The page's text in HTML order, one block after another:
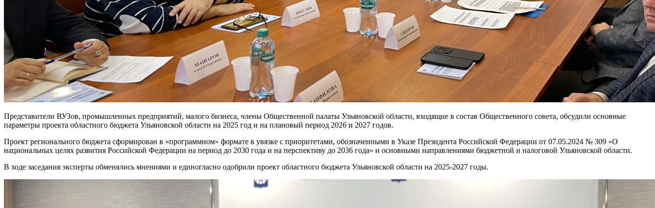
Представители ВУЗов, промышленных предприятий, малого бизнеса, члены Общественной палаты Ульяновской области, входящие в состав Общественного совета, обсудили основные
параметры проекта областного бюджета Ульяновской области на 2025 год и на плановый период 2026 и 2027 годов.
Проект регионального бюджета сформирован в «программном» формате в увязке с приоритетами, обозначенными в Указе Президента Российской Федерации от 07.05.2024 № 309 «О
национальных целях развития Российской Федерации на период до 2030 года и на перспективу до 2036 года» и основными направлениями бюджетной и налоговой Ульяновской области.
В ходе заседания эксперты обменялись мнениями и единогласно одобрили проект областного бюджета Ульяновской области на 2025-2027 годы.